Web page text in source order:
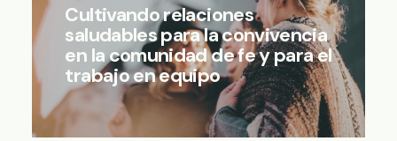
Cultivando relaciones
saludables para la convivencia
en la comunidad de fe y para el
trabajo en equipo